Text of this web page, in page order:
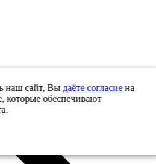
наш сайт, Вы даёте согласиена
которые обеспечивают